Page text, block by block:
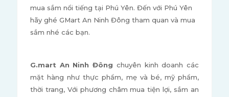
mua sắm nổi tiếng tại Phú Yên. Đến với Phú Yên
hãy ghé GMart An Ninh Đông tham quan và mua
sắm nhé các bạn.
G.mart An Ninh Đông chuyên kinh doanh các
mặt hàng như thực phẩm, mẹ và bé, mỹ phẩm,
thời trang, Với phương châm mua tiện lợi, sắm an